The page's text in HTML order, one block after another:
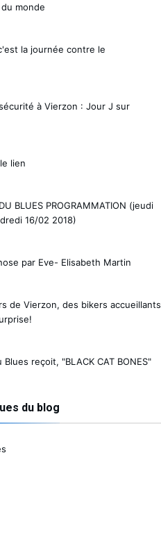
monde
la journée contre le
à Vierzon : Jour J sur
lien
BLUES PROGRAMMATION (jeudi
16/02 2018)
par Eve- Elisabeth Martin
de Vierzon, des bikers accueillants
Blues reçoit, "BLACK CAT BONES"
du blog